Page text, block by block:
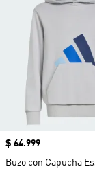
Precio
$ 64.999
Buzo con Capucha